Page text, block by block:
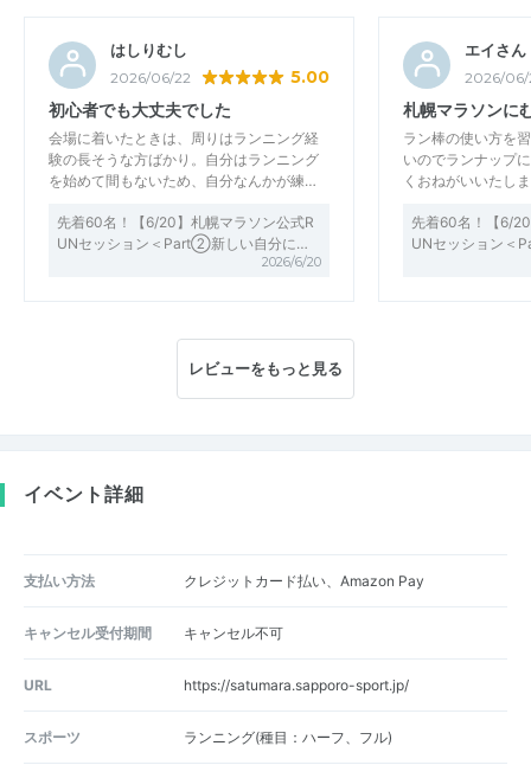
はしりむし
2026/06/22 5.00
初心者でも大丈夫でした
会場に着いたときは、周りはランニング経
験の長そうな方ばかり。自分はランニング
を始めて間もないため、自分なんかが練…
先着60名！【6/20】札幌マラソン公式R
UNセッション＜Part②新しい自分に…
2026/6/20
エイさん
2026/06/
札幌マラソンに
ラン棒の使い方を
いのでランナップ
くおねがいいたし
先着60名！【6/
UNセッション
レビューをもっと見る
イベント詳細
支払い方法 クレジットカード払い、Amazon Pay
キャンセル受付期間 キャンセル不可
URL https://satumara.sapporo-sport.jp/
スポーツ ランニング(種目：ハーフ、フル)